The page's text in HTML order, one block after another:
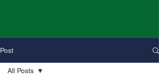
Post
All Posts